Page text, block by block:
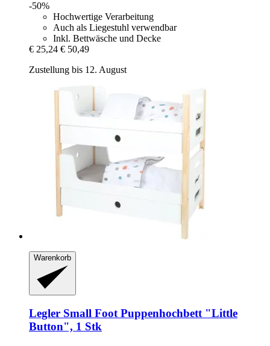
-50%
Hochwertige Verarbeitung
Auch als Liegestuhl verwendbar
Inkl. Bettwäsche und Decke
€ 25,24 € 50,49
Zustellung bis 12. August
Warenkorb
Legler Small Foot Puppenhochbett "Little
Button", 1 Stk